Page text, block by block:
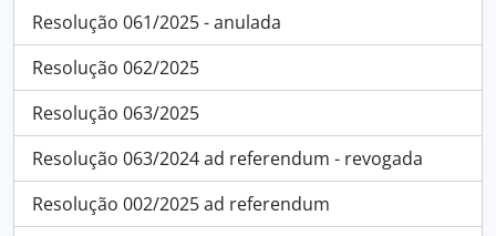
Resolução 061/2025 - anulada
Resolução 062/2025
Resolução 063/2025
Resolução 063/2024 ad referendum - revogada
Resolução 002/2025 ad referendum